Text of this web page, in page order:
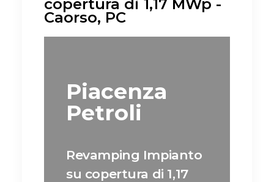
copertura di 1,17 MWp -
Caorso, PC
Piacenza
Petroli
Revamping Impianto
su copertura di 1,17